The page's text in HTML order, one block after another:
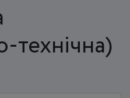
технічна)